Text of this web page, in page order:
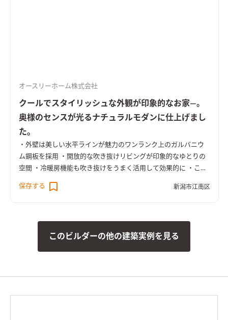
オースリーホーム株式会社
クールでスタイリッシュな外観が印象的なお家―。
奥様のセンスが光るナチュラルモダンに仕上げまし
た。
・外壁は美しい水平ラインが魅力のワンランク上のガルバニウ
ム鋼板を採用 ・開放的な吹き抜けリビングが印象的なゆとりの
空間 ・冷暖房機能も吹き抜けをうまく活用して効果的に ・こだ
つながりを重視したプランニング ・色数を限定した統一感ある
保存する 新潟市江南区
このビルダーの他の建築実例を見る